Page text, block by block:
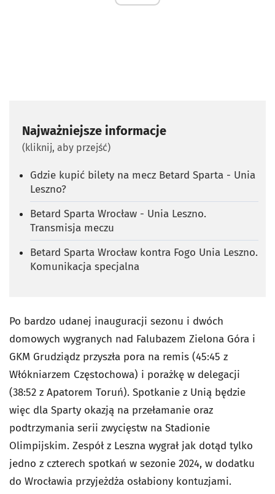
Najważniejsze informacje
(kliknij, aby przejść)
Gdzie kupić bilety na mecz Betard Sparta - Unia
Leszno?
Betard Sparta Wrocław - Unia Leszno.
Transmisja meczu
Betard Sparta Wrocław kontra Fogo Unia Leszno.
Komunikacja specjalna
Po bardzo udanej inauguracji sezonu i dwóch
domowych wygranych nad Falubazem Zielona Góra i
GKM Grudziądz przyszła pora na remis (45:45 z
Włókniarzem Częstochowa) i porażkę w delegacji
(38:52 z Apatorem Toruń). Spotkanie z Unią będzie
więc dla Sparty okazją na przełamanie oraz
podtrzymania serii zwycięstw na Stadionie
Olimpijskim. Zespół z Leszna wygrał jak dotąd tylko
jedno z czterech spotkań w sezonie 2024, w dodatku
do Wrocławia przyjeżdża osłabiony kontuzjami.